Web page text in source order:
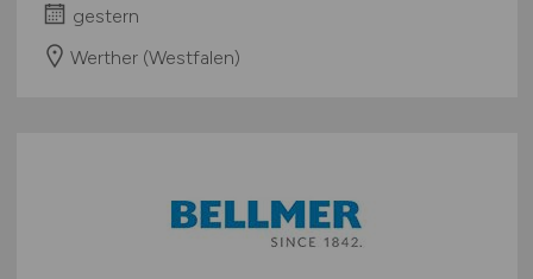
gestern
Werther (Westfalen)